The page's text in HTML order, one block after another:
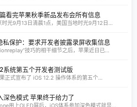
看完苹果秋季新品发布会所有信息
光9月13日清晨1点，美国当地时光9月12日...
保护：要求开发者披露录屏收集信息
技巧的相干细节之后，苹果近日已...
系统第五个开发者测试版
正式宣布了 iOS 12.2 操作体系的第五个...
深色模式 苹果终于给力了
用上OLED屏后，iOS体系参加深色模式就显...